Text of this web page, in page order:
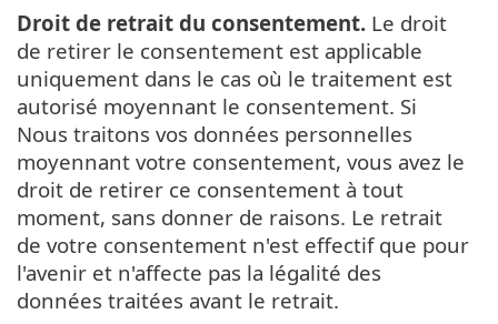
Droit de retrait du consentement. Le droit
de retirer le consentement est applicable
uniquement dans le cas où le traitement est
autorisé moyennant le consentement. Si
Nous traitons vos données personnelles
moyennant votre consentement, vous avez le
droit de retirer ce consentement à tout
moment, sans donner de raisons. Le retrait
de votre consentement n'est effectif que pour
l'avenir et n'affecte pas la légalité des
données traitées avant le retrait.